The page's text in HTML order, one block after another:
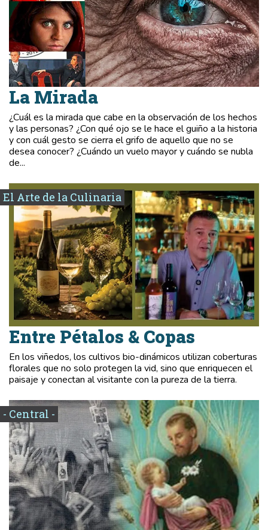
La Mirada
¿Cuál es la mirada que cabe en la observación de los hechos
y las personas? ¿Con qué ojo se le hace el guiño a la historia
y con cuál gesto se cierra el grifo de aquello que no se
desea conocer? ¿Cuándo un vuelo mayor y cuándo se nubla
de...
El Arte de la Culinaria
Entre Pétalos & Copas
En los viñedos, los cultivos bio-dinámicos utilizan coberturas
florales que no solo protegen la vid, sino que enriquecen el
paisaje y conectan al visitante con la pureza de la tierra.
- Central -